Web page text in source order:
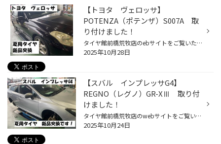
【トヨタ ヴェロッサ】
POTENZA（ポテンザ）S007A 取
り付けました！
タイヤ館前橋荒牧店のebサイトをご覧いただき誠にありがとうございます。 今回はトヨタのセダン【ヴェロッサ】の夏用タイヤ新品交換のご紹介です。 前回交換時より、かなり年数が経過したという事での交換です。 交換前のタイヤは、、 あまり距離を乗らないので、ミゾはしっかりと残っているのです...
2025年10月28日
【スバル インプレッサG4】
REGNO（レグノ）GR-XⅢ 取り付
けました！
タイヤ館前橋荒牧店のwebサイトをご覧いただき誠にありがとうございます。 今回は【スバル インプレッサ G4】の夏用タイヤ 新品交換のご紹介です。 前回タイヤ交換をしてから、かなり年数が経過したという事での交換となります。 お取り付けするタイヤは、、 ブリヂストンのプレミアム・コンフォー...
2025年10月24日